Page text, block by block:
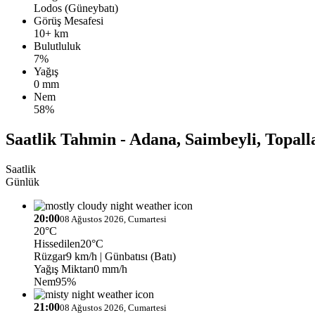
Lodos (Güneybatı)
Görüş Mesafesi
10+ km
Bulutluluk
7%
Yağış
0 mm
Nem
58%
Saatlik Tahmin - Adana, Saimbeyli,
Saatlik
Günlük
20:0008 Ağustos 2026, Cumartesi
20°C
Hissedilen20°C
Rüzgar9 km/h | Günbatısı (Batı)
Yağış Miktarı0 mm/h
Nem95%
21:0008 Ağustos 2026, Cumartesi